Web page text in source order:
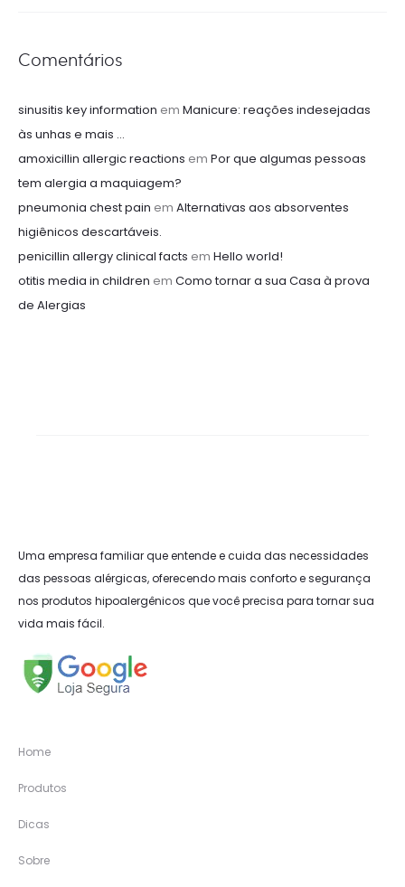
Comentários
sinusitis key information em Manicure: reações indesejadas
às unhas e mais …
amoxicillin allergic reactions em Por que algumas pessoas
tem alergia a maquiagem?
pneumonia chest pain em Alternativas aos absorventes
higiênicos descartáveis.
penicillin allergy clinical facts em Hello world!
otitis media in children em Como tornar a sua Casa à prova
de Alergias
Uma empresa familiar que entende e cuida das necessidades
das pessoas alérgicas, oferecendo mais conforto e segurança
nos produtos hipoalergênicos que você precisa para tornar sua
vida mais fácil.
Home
Produtos
Dicas
Sobre